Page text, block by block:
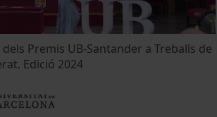
Premis UB-Santander a Treballs de
Edició 2024